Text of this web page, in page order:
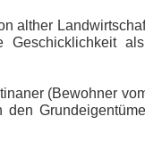
alther
Geschicklichkeit
(Bewohner